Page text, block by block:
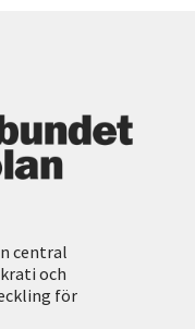
central
och
för